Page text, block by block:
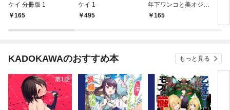
ケイ 分冊版 1
165
ケイ 1
495
年下ワンコと美オジと
私、濃密セックス猛特
165
ン
KADOKAWAのおすすめ本 もっと見る